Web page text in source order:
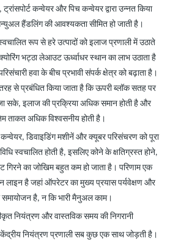
कन्वेयर और पिच कन्वेयर द्वारा उन्नत किया
हैंडलिंग की आवश्यकता सीमित हो जाती है।
रूप से हरे उत्पादों को इलाज प्रणाली में उठाते
भट्ठा लेआउट ऊर्ध्वाधर स्थान का लाभ उठाता है
हवा के बीच प्रभावी संपर्क क्षेत्र को बढ़ाता है।
से प्रबंधित किया जाता है कि ऊपरी ब्लॉक सतह पर
जा सके, इलाज की प्रक्रिया अधिक समान होती है और
ताकत अधिक विश्वसनीय होती है।
डिवाइडिंग मशीनें और क्यूबर परिसंचरण को पूरा
स्वचालित होती है, इसलिए कोने के क्षतिग्रस्त होने,
का जोखिम बहुत कम हो जाता है। परिणाम एक
लाइन है जहां ऑपरेटर का मुख्य प्रयास पर्यवेक्षण और
समायोजन है, न कि भारी मैनुअल काम।
नियंत्रण औरवास्तविक समय की निगरानी
नियंत्रण प्रणाली सब कुछ एक साथ जोड़ती है।